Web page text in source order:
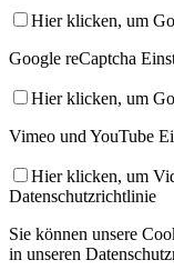
Hier klicken, um
Google reCaptcha
Hier klicken, um
Vimeo und YouTube
Hier klicken, um
Datenschutzrichtlinie
Sie können unsere
in unseren